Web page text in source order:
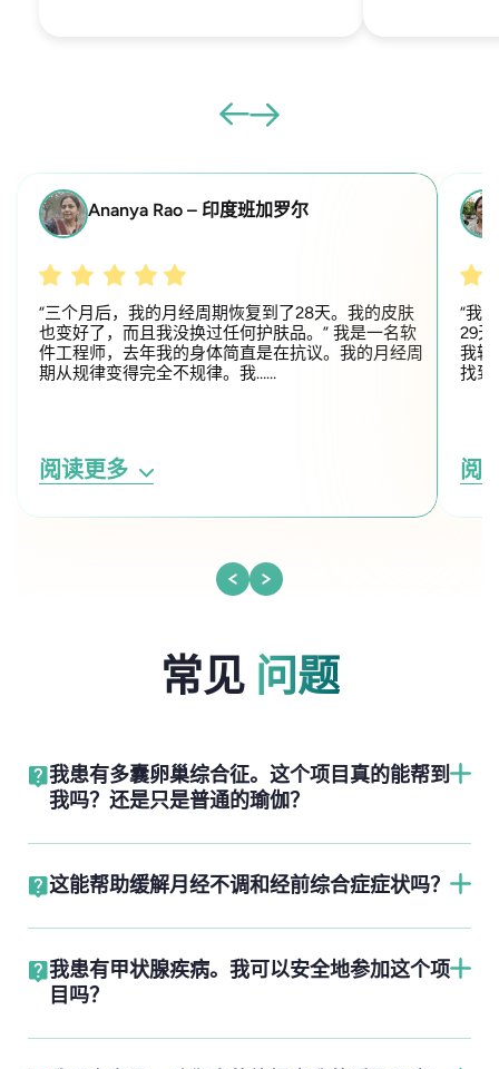
Ananya Rao – 印度班加罗尔
“三个月后，我的月经周期恢复到了28天。我的皮肤
也变好了，而且我没换过任何护肤品。” 我是一名软
件工程师，去年我的身体简直是在抗议。我的月经周
期从规律变得完全不规律。我……
阅读更多
“我
29天
我辗
找到
阅
常见 问题
我患有多囊卵巢综合征。这个项目真的能帮到
我吗？还是只是普通的瑜伽？
这能帮助缓解月经不调和经前综合症症状吗？
我患有甲状腺疾病。我可以安全地参加这个项
目吗？